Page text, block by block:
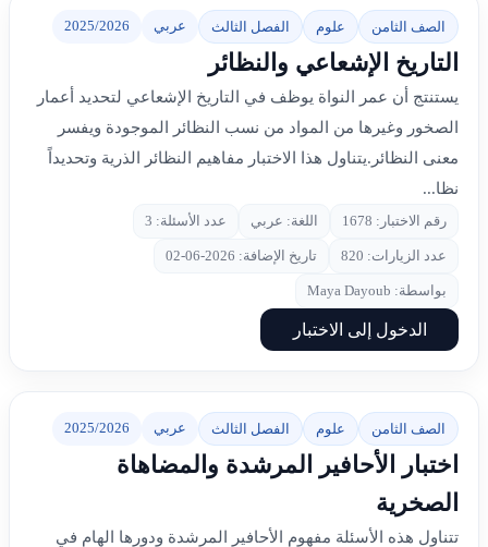
الصف الثامن علوم الفصل الثالث عربي 2025/2026
التاريخ الإشعاعي والنظائر
يستنتج أن عمر النواة يوظف في التاريخ الإشعاعي لتحديد أعمار
الصخور وغيرها من المواد من نسب النظائر الموجودة ويفسر
معنى النظائر.يتناول هذا الاختبار مفاهيم النظائر الذرية وتحديداً
نظا...
رقم الاختبار: 1678 اللغة: عربي عدد الأسئلة: 3
عدد الزيارات: 820 تاريخ الإضافة: 2026-06-02
بواسطة: Maya Dayoub
الدخول إلى الاختبار
الصف الثامن علوم الفصل الثالث عربي 2025/2026
اختبار الأحافير المرشدة والمضاهاة
الصخرية
تتناول هذه الأسئلة مفهوم الأحافير المرشدة ودورها الهام في